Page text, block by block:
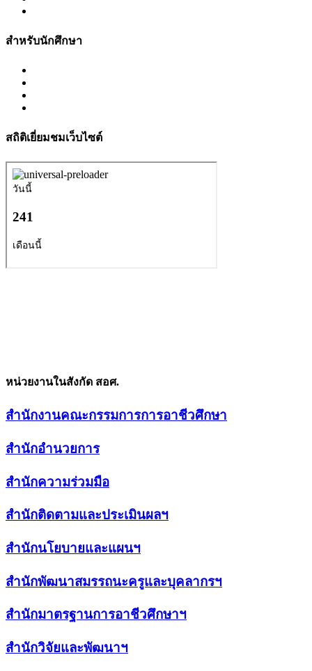
สำหรับนักศึกษา
สถิติเยี่ยมชมเว็บไซต์
หน่วยงานในสังกัด สอศ.
สำนักงานคณะกรรมการการอาชีวศึกษา
สำนักอำนวยการ
สำนักความร่วมมือ
สำนักติดตามและประเมินผลฯ
สำนักนโยบายและแผนฯ
สำนักพัฒนาสมรรถนะครูและบุคลากรฯ
สำนักมาตรฐานการอาชีวศึกษาฯ
สำนักวิจัยและพัฒนาฯ